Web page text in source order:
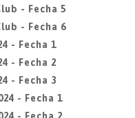
- Fecha 5
- Fecha 6
- Fecha 1
- Fecha 2
- Fecha 3
- Fecha 1